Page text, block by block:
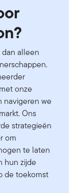
alleen
onze
navigeren we
Ons
strategieën
om
te laten
hun zijde
de toekomst